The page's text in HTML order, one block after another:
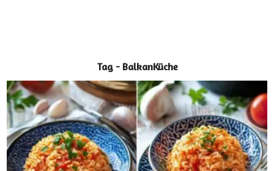
Tag - BalkanKüche